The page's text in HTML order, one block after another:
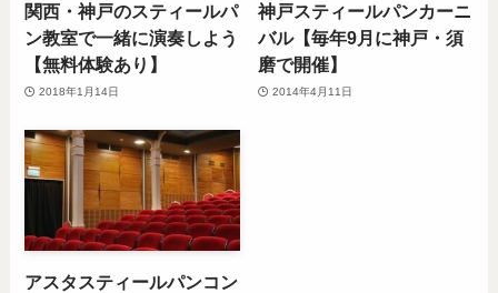
関西・神戸のスティールパ
ン教室で一緒に演奏しよう
【無料体験あり】
2018年1月14日
神戸スティールパンカーニ
バル【毎年9月に神戸・須
磨で開催】
2014年4月11日
アスタスティールパンコン